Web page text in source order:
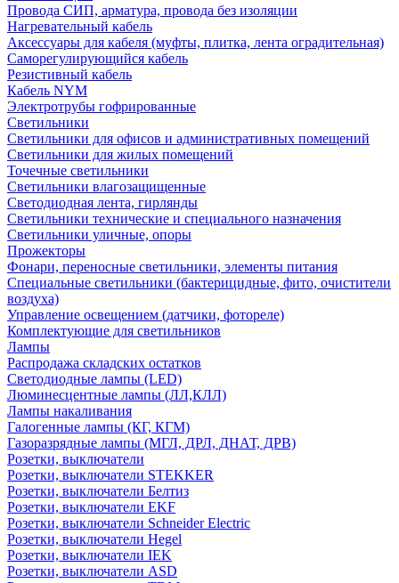
Провода СИП, арматура, провода без изоляции
Нагревательный кабель
Аксессуары для кабеля (муфты, плитка, лента оградительная)
Саморегулирующийся кабель
Резистивный кабель
Кабель NYM
Электротрубы гофрированные
Светильники
Светильники для офисов и административных помещений
Светильники для жилых помещений
Точечные светильники
Светильники влагозащищенные
Светодиодная лента, гирлянды
Светильники технические и специального назначения
Светильники уличные, опоры
Прожекторы
Фонари, переносные светильники, элементы питания
Специальные светильники (бактерицидные, фито, очистители
воздуха)
Управление освещением (датчики, фотореле)
Комплектующие для светильников
Лампы
Распродажа складских остатков
Светодиодные лампы (LED)
Люминесцентные лампы (ЛЛ,КЛЛ)
Лампы накаливания
Галогенные лампы (КГ, КГМ)
Газоразрядные лампы (МГЛ, ДРЛ, ДНАТ, ДРВ)
Розетки, выключатели
Розетки, выключатели STEKKER
Розетки, выключатели Белтиз
Розетки, выключатели EKF
Розетки, выключатели Schneider Electric
Розетки, выключатели Hegel
Розетки, выключатели IEK
Розетки, выключатели ASD